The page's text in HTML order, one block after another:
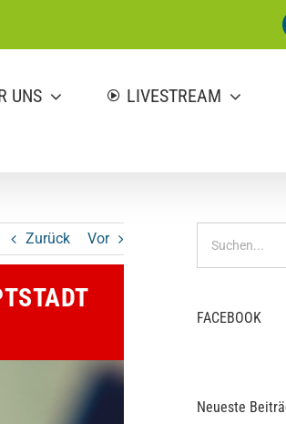
UNS LIVESTREAM
Zurück Vor
nach:
FACEBOOK
Neueste